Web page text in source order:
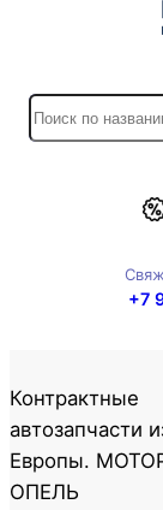
+7
Контрактные
автозапчасти
Европы.
ОПЕЛЬ